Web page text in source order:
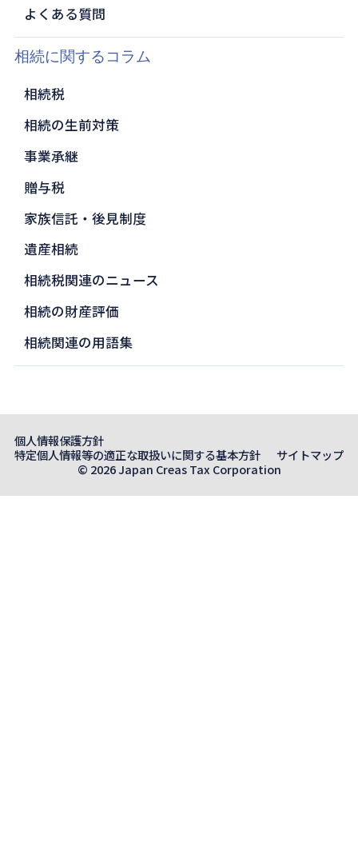
よくある質問
相続に関するコラム
相続税
相続の生前対策
事業承継
贈与税
家族信託・後見制度
遺産相続
相続税関連のニュース
相続の財産評価
相続関連の用語集
個人情報保護方針
特定個人情報等の適正な取扱いに関する基本方針
サイトマップ
© 2026 Japan Creas Tax Corporation